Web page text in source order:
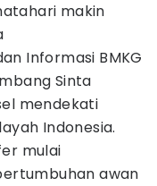
makin
Informasi BMKG
Sinta
mendekati
Indonesia.
mulai
awan